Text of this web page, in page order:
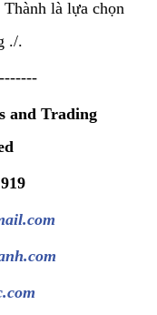
là lựa chọn
./.
and Trading